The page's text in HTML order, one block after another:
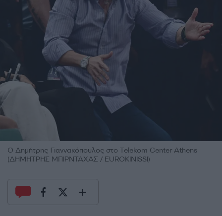
Ο Δημήτρης Γιαννακόπουλος στο Telekom Center Athens
(ΔΗΜΗΤΡΗΣ ΜΠΙΡΝΤΑΧΑΣ / EUROKINISSI)